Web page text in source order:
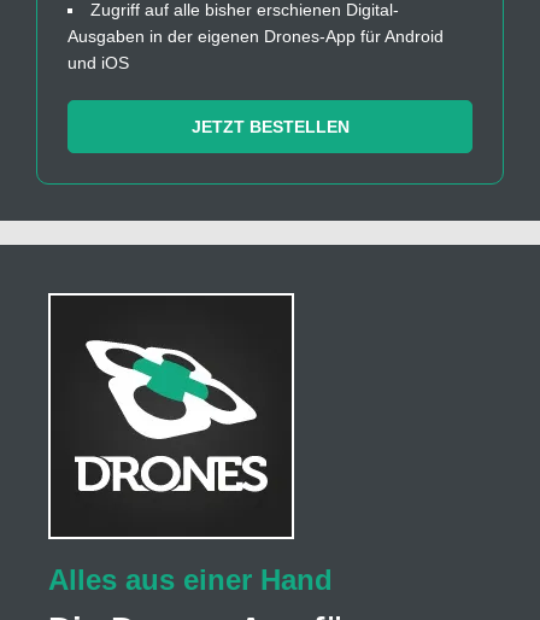
Zugriff auf alle bisher erschienen Digital-
Ausgaben in der eigenen Drones-App für Android
und iOS
JETZT BESTELLEN
Alles aus einer Hand